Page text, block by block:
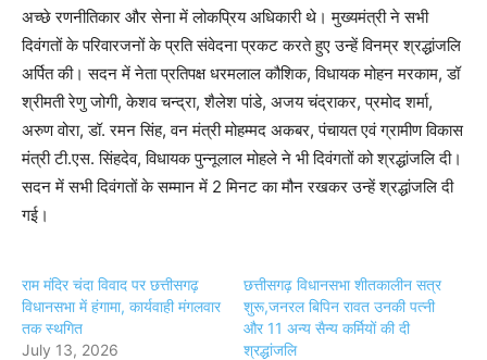
अच्छे रणनीतिकार और सेना में लोकप्रिय अधिकारी थे। मुख्यमंत्री ने सभी
दिवंगतों के परिवारजनों के प्रति संवेदना प्रकट करते हुए उन्हें विनम्र श्रद्धांजलि
अर्पित की। सदन में नेता प्रतिपक्ष धरमलाल कौशिक, विधायक मोहन मरकाम, डॉ
श्रीमती रेणु जोगी, केशव चन्द्रा, शैलेश पांडे, अजय चंद्राकर, प्रमोद शर्मा,
अरुण वोरा, डॉ. रमन सिंह, वन मंत्री मोहम्मद अकबर, पंचायत एवं ग्रामीण विकास
मंत्री टी.एस. सिंहदेव, विधायक पुन्नूलाल मोहले ने भी दिवंगतों को श्रद्धांजलि दी।
सदन में सभी दिवंगतों के सम्मान में 2 मिनट का मौन रखकर उन्हें श्रद्धांजलि दी
गई।
राम मंदिर चंदा विवाद पर छत्तीसगढ़
विधानसभा में हंगामा, कार्यवाही मंगलवार
तक स्थगित
July 13, 2026
छत्तीसगढ़ विधानसभा शीतकालीन सत्र
शुरू,जनरल बिपिन रावत उनकी पत्नी
और 11 अन्य सैन्य कर्मियों की दी
श्रद्धांजलि